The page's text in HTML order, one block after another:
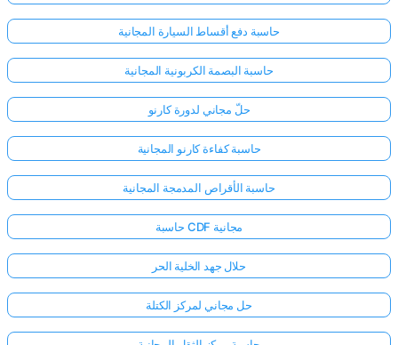
حاسبة دفع أقساط السيارة المجانية
حاسبة البصمة الكربونية المجانية
حلّ مجاني لدورة كارنو
حاسبة كفاءة كارنو المجانية
حاسبة الأقراص المدمجة المجانية
حاسبة CDF مجانية
حلال جهد الخلية الحر
حل مجاني لمركز الكتلة